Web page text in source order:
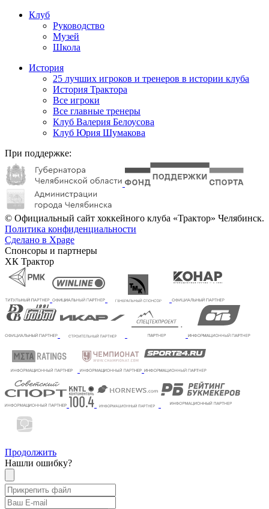
Клуб
Руководство
Музей
Школа
История
25 лучших игроков и тренеров в истории клуба
История Трактора
Все игроки
Все главные тренеры
Клуб Валерия Белоусова
Клуб Юрия Шумакова
При поддержке:
© Официальный сайт хоккейного клуба «Трактор» Челябинск.
Политика конфиденциальности
Сделано в Xpage
Спонсоры и партнеры
ХК Трактор
Продолжить
Нашли ошибку?